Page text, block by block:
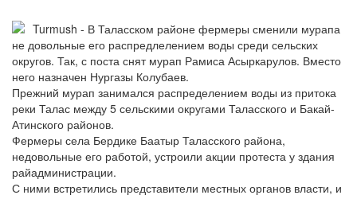
Turmush - В Таласском районе фермеры сменили мурапа
не довольные его распредлелением воды среди сельских
округов. Так, с поста снят мурап Рамиса Асыркарулов. Вместо
него назначен Нургазы Колубаев.
Прежний мурап занимался распределением воды из притока
реки Талас между 5 сельскими округами Таласского и Бакай-
Атинского районов.
Фермеры села Бердике Баатыр Таласского района,
недовольные его работой, устроили акции протеста у здания
райадминистрации.
С ними встретились представители местных органов власти, и